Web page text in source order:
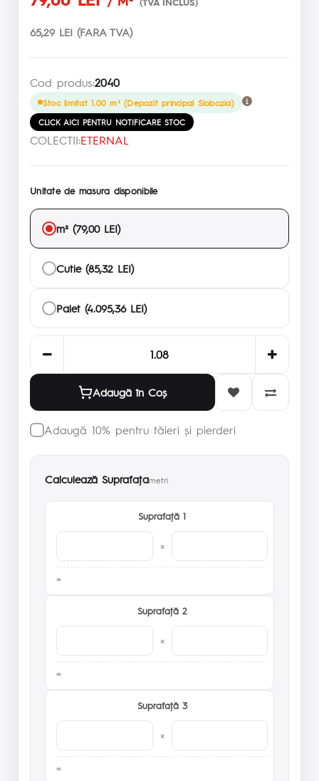
65,29 LEI (FARA TVA)
Cod produs:2040
Stoc limitat 1.00 m² (Depozit principal Slobozia)
CLICK AICI PENTRU NOTIFICARE STOC
COLECTII:ETERNAL
Unitate de masura disponibile
m² (79,00 LEI)
Cutie (85,32 LEI)
Palet (4.095,36 LEI)
Adaugă în Coş
Adaugă 10% pentru tăieri și pierderi
Calculează Suprafaţametri
Suprafaţă 1
×
Suprafaţă 2
×
Suprafaţă 3
×